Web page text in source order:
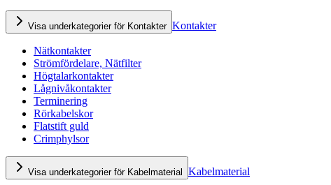
Visa underkategorier för Kontakter Kontakter
Nätkontakter
Strömfördelare, Nätfilter
Högtalarkontakter
Lågnivåkontakter
Terminering
Rörkabelskor
Flatstift guld
Crimphylsor
Visa underkategorier för Kabelmaterial Kabelmaterial